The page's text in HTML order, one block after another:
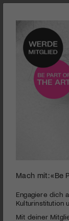
seconds
minutes,
seconds
Sharon
PUBLIZIERT
geballter
Mach mit: «Be
Engagiere dich
Kulturinstitution
Mit deiner